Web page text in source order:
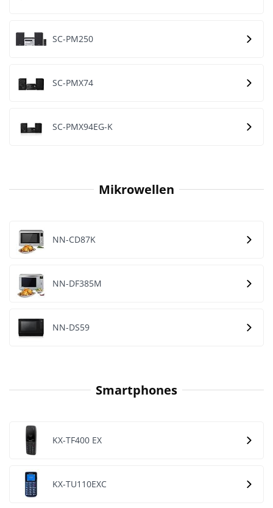
SC-PM250
SC-PMX74
SC-PMX94EG-K
Mikrowellen
NN-CD87K
NN-DF385M
NN-DS59
Smartphones
KX-TF400 EX
KX-TU110EXC